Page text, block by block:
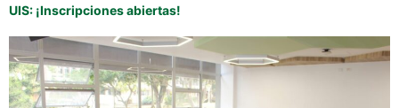
UIS: ¡Inscripciones abiertas!